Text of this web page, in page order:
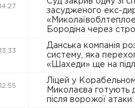
14:27
засудженого екс-
Бородіна через
13:33
Данська компанія
систему, яка
«Шахеди» ще на
12:55
Ліцей у
Миколаєва готують
після ворожої атаки